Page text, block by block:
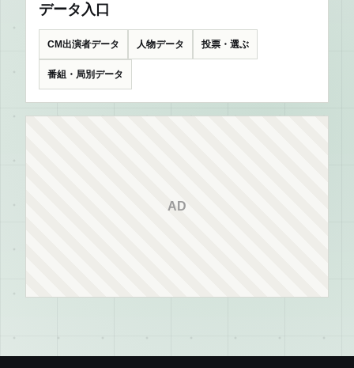
データ入口
CM出演者データ 人物データ 投票・選ぶ
番組・局別データ
AD